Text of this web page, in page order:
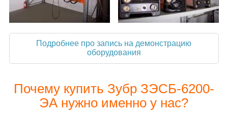
Подробнее про запись на демонстрацию
оборудования
Почему купить Зубр ЗЭСБ-6200-
ЭА нужно именно у нас?